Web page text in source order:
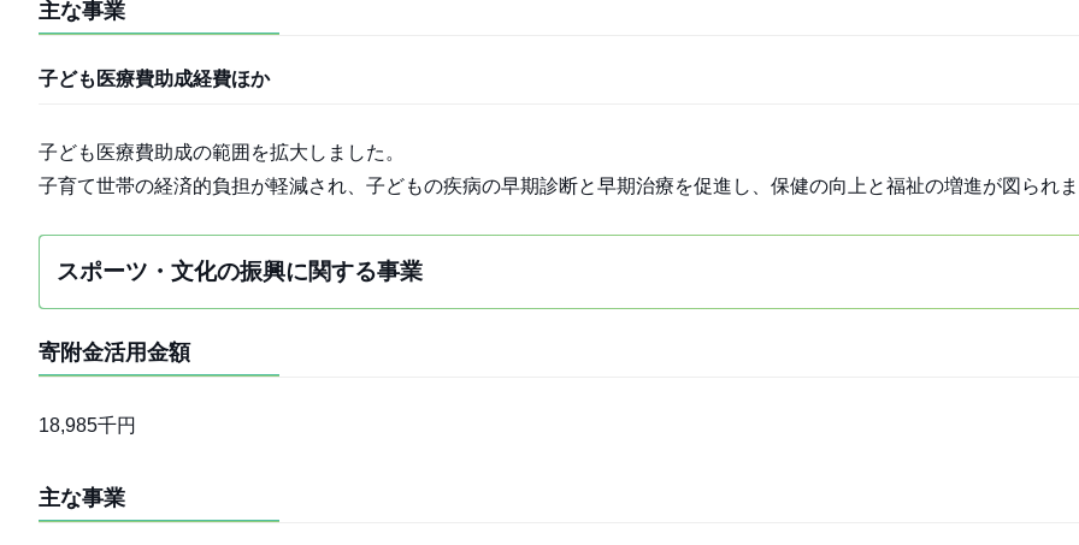
主な事業
子ども医療費助成経費ほか
子ども医療費助成の範囲を拡大しました。
子育て世帯の経済的負担が軽減され、子どもの疾病の早期診断と早期治療を促進し、保健の向上と福祉の増進が図られ
スポーツ・文化の振興に関する事業
寄附金活用金額
18,985千円
主な事業